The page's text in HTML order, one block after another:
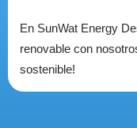
En SunWat Energy
renovable con
sostenible!